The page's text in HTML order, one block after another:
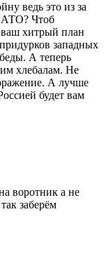
ведь это из за
Чтоб
хитрый план
западных
А теперь
хлебалам. Не
А лучше
будет вам
воротник а не
заберём